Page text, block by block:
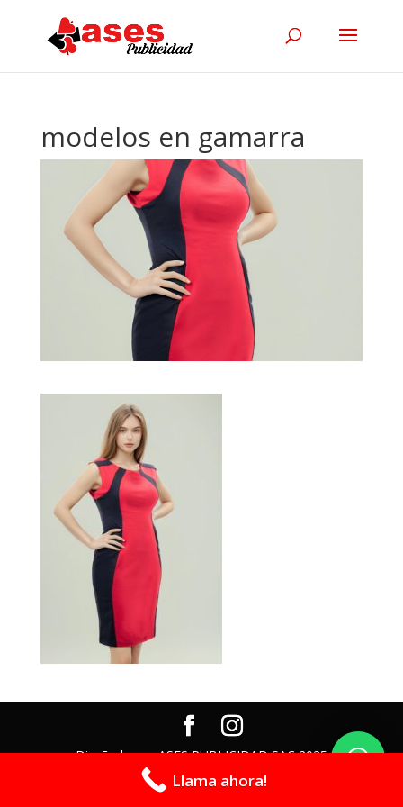
modelos en gamarra
Diseñado por ASES PUBLICIDAD SAC 2025
Llama ahora!